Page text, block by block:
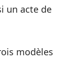
un acte de
modèles